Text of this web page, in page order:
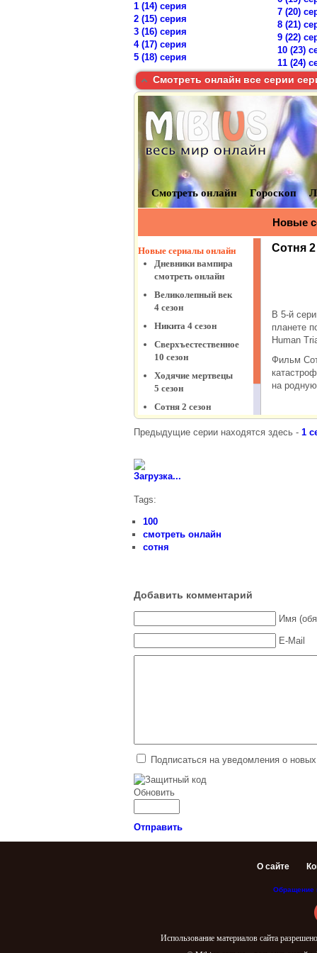
1 (14) серия
2 (15) серия
3 (16) серия
4 (17) серия
5 (18) серия
7 (20)
8 (21)
9 (22)
10 (23)
11 (24)
Смотреть онлайн все серии
Предыдущие серии находятся здесь - 1
Загрузка...
Tags:
100
смотреть онлайн
сотня
Добавить комментарий
Имя
E-Mail
Подписаться на уведомления о
Обновить
Отправить
О сайте
Обращение
Использование материалов сайта